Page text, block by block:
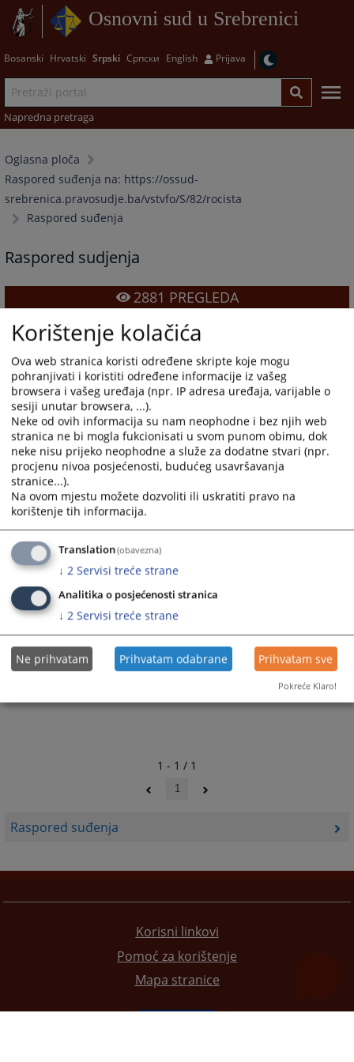
Osnovni sud u Srebrenici
Bosanski Hrvatski Srpski Српски English Prijava
Napredna pretraga
Oglasna ploča
Raspored suđenja na: https://ossud-
srebrenica.pravosudje.ba/vstvfo/S/82/rocista
Raspored suđenja
Raspored suđenja
Raspored sudjenja
2881 PREGLEDA
Prateći dokumenti
Raspored sudjenja
1 - 1 / 1
1
Korisni linkovi
Pomoć za korištenje
Mapa stranice
Korištenje kolačića
Ova web stranica koristi određene skripte koje mogu
pohranjivati i koristiti određene informacije iz vašeg
browsera i vašeg uređaja (npr. IP adresa uređaja, varijable o
sesiji unutar browsera, ...).
Neke od ovih informacija su nam neophodne i bez njih web
stranica ne bi mogla fukcionisati u svom punom obimu, dok
neke nisu prijeko neophodne a služe za dodatne stvari (npr.
procjenu nivoa posjećenosti, budućeg usavršavanja
stranice...).
Na ovom mjestu možete dozvoliti ili uskratiti pravo na
korištenje tih informacija.
Translation(obavezna)
↓ 2 Servisi treće strane
Analitika o posjećenosti stranica
↓ 2 Servisi treće strane
Ne prihvatam Prihvatam odabrane Prihvatam sve
Pokreće Klaro!